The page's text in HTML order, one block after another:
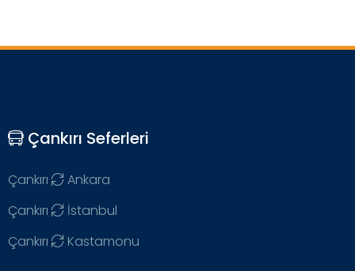
Çankırı Seferleri
Çankırı
Ankara
Çankırı
İstanbul
Çankırı
Kastamonu